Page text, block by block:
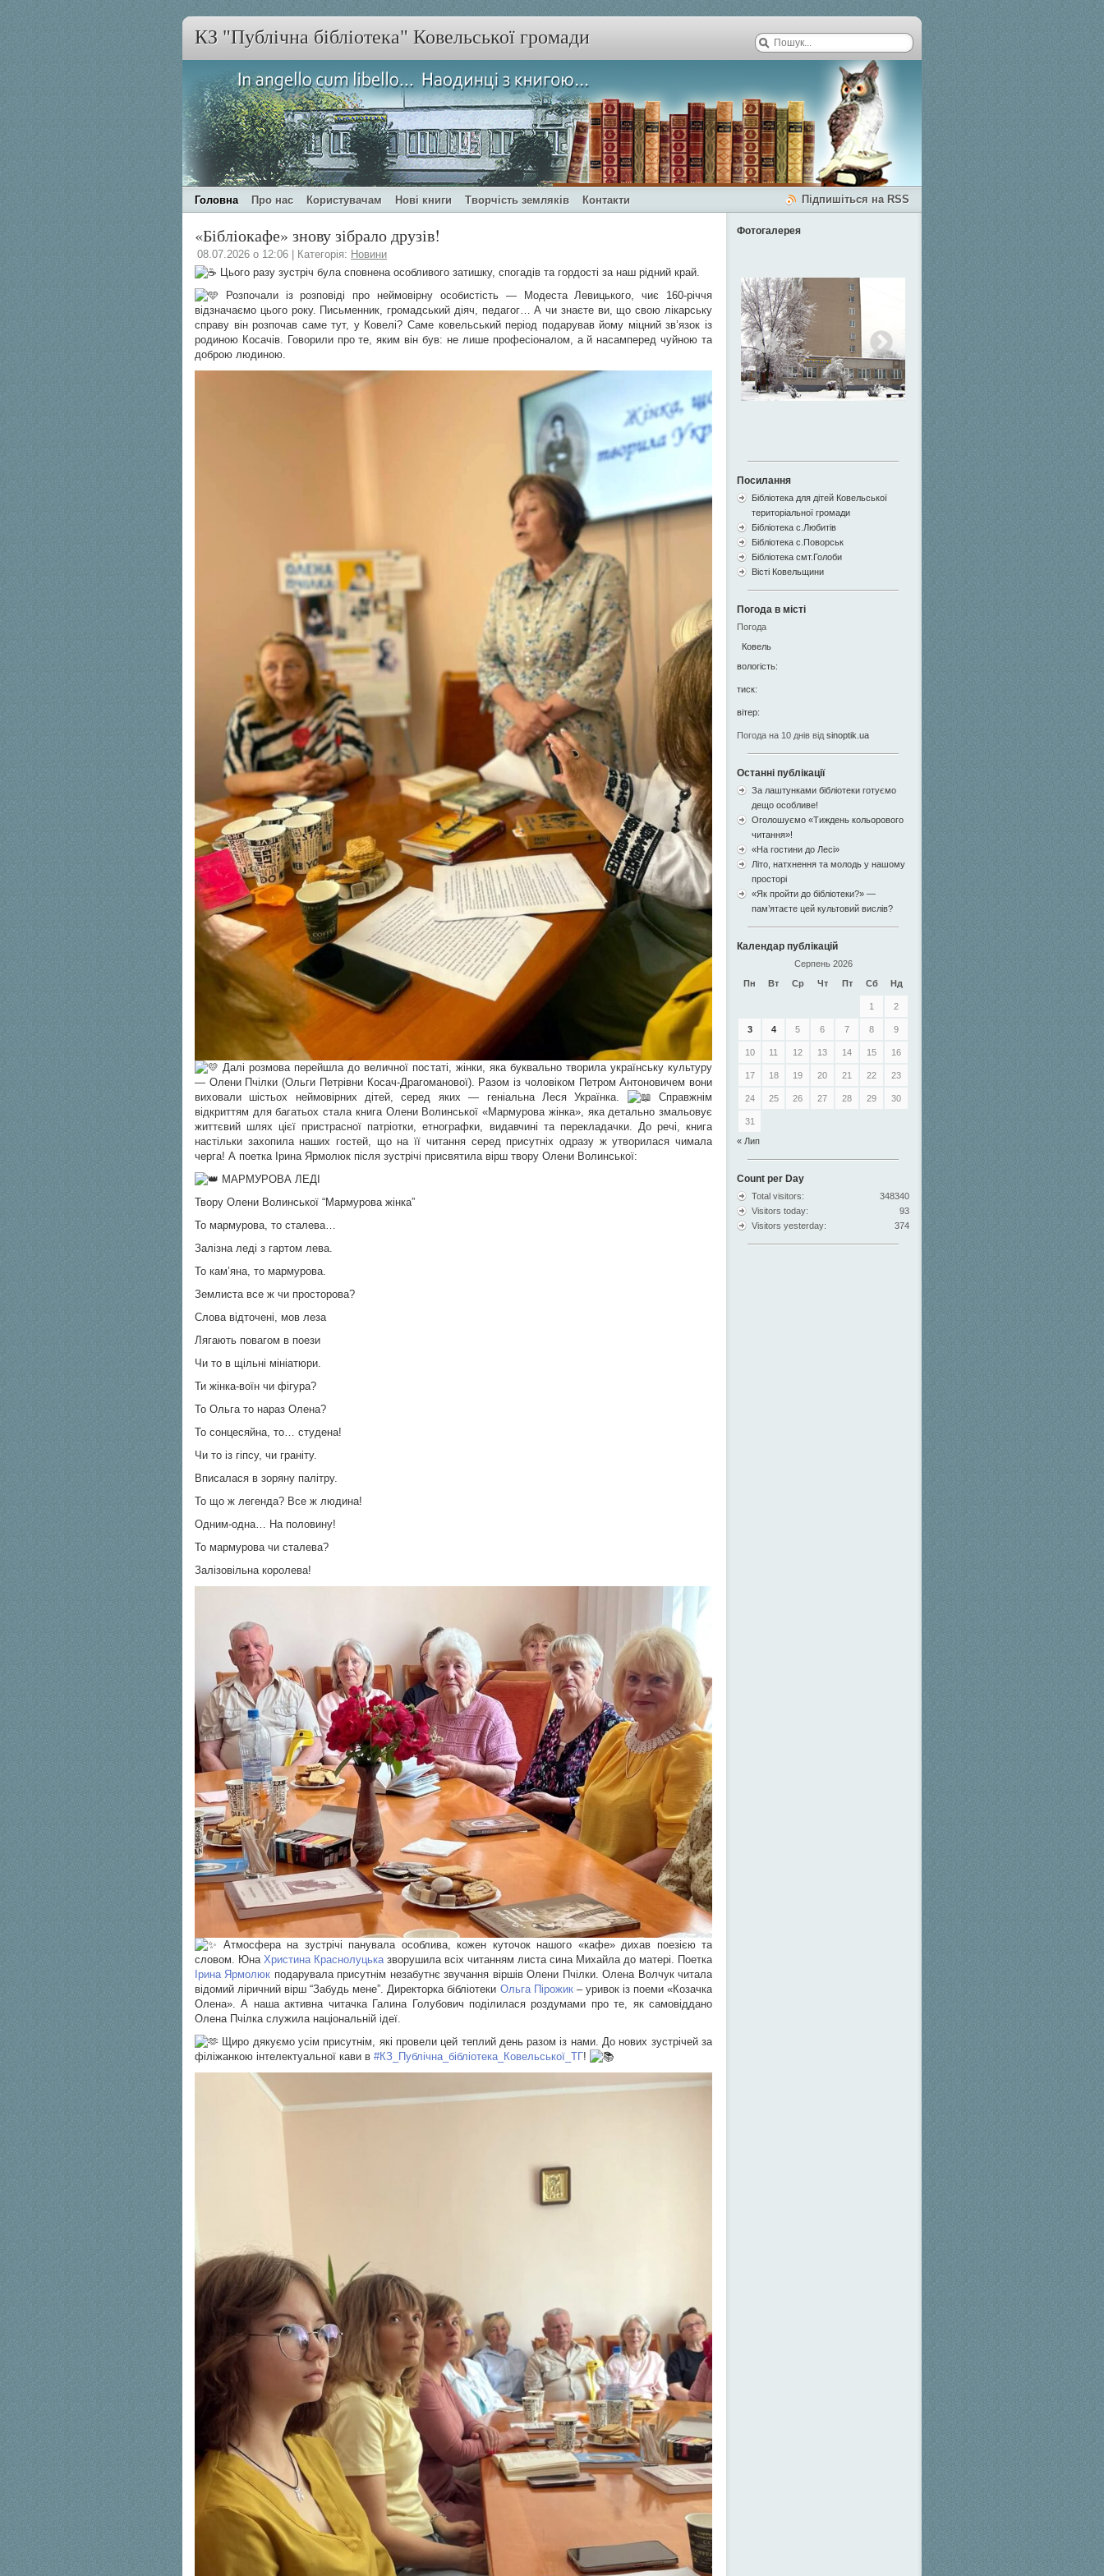
КЗ "Публічна бібліотека" Ковельської громади
Головна Про нас Користувачам Нові книги Творчість земляків Контакти Підпишіться на RSS
«Бібліокафе» знову зібрало друзів!
08.07.2026 о 12:06 | Категорія: Новини
Цього разу зустріч була сповнена особливого затишку, спогадів та гордості за наш рідний край.
Розпочали із розповіді про неймовірну особистість — Модеста Левицького, чиє 160-річчя
відзначаємо цього року. Письменник, громадський діяч, педагог… А чи знаєте ви, що свою лікарську
справу він розпочав саме тут, у Ковелі? Саме ковельський період подарував йому міцний зв’язок із
родиною Косачів. Говорили про те, яким він був: не лише професіоналом, а й насамперед чуйною та
доброю людиною.
Далі розмова перейшла до величної постаті, жінки, яка буквально творила українську культуру
— Олени Пчілки (Ольги Петрівни Косач-Драгоманової). Разом із чоловіком Петром Антоновичем вони
виховали шістьох неймовірних дітей, серед яких — геніальна Леся Українка.
Справжнім
відкриттям для багатьох стала книга Олени Волинської «Мармурова жінка», яка детально змальовує
життєвий шлях цієї пристрасної патріотки, етнографки, видавчині та перекладачки. До речі, книга
настільки захопила наших гостей, що на її читання серед присутніх одразу ж утворилася чимала
черга! А поетка Ірина Ярмолюк після зустрічі присвятила вірш твору Олени Волинської:
МАРМУРОВА ЛЕДІ
Твору Олени Волинської “Мармурова жінка”
То мармурова, то сталева…
Залізна леді з гартом лева.
То кам’яна, то мармурова.
Землиста все ж чи просторова?
Слова відточені, мов леза
Лягають повагом в поези
Чи то в щільні мініатюри.
Ти жінка-воїн чи фігура?
То Ольга то нараз Олена?
То сонцесяйна, то… студена!
Чи то із гіпсу, чи граніту.
Вписалася в зоряну палітру.
То що ж легенда? Все ж людина!
Одним-одна… На половину!
То мармурова чи сталева?
Залізовільна королева!
Атмосфера на зустрічі панувала особлива, кожен куточок нашого «кафе» дихав поезією та
словом. Юна Христина Краснолуцьказворушила всіх читанням листа сина Михайла до матері. Поетка
Ірина Ярмолюк подарувала присутнім незабутнє звучання віршів Олени Пчілки. Олена Волчук читала
відомий ліричний вірш “Забудь мене”. Директорка бібліотеки Ольга Пірожик– уривок із поеми «Козачка
Олена». А наша активна читачка Галина Голубович поділилася роздумами про те, як самовіддано
Олена Пчілка служила національній ідеї.
Щиро дякуємо усім присутнім, які провели цей теплий день разом із нами. До нових зустрічей за
філіжанкою інтелектуальної кави в #КЗ_Публічна_бібліотека_Ковельської_ТГ!
Фотогалерея
Посилання
Бібліотека для дітей Ковельської
територіальної громади
Бібліотека с.Любитів
Бібліотека с.Поворськ
Бібліотека смт.Голоби
Вісті Ковельщини
Погода в місті
Погода
Ковель
вологість:
тиск:
вітер:
Погода на 10 днів від sinoptik.ua
Останні публікації
За лаштунками бібліотеки готуємо
дещо особливе!
Оголошуємо «Тиждень кольорового
читання»!
«На гостини до Лесі»
Літо, натхнення та молодь у нашому
просторі
«Як пройти до бібліотеки?» —
пам’ятаєте цей культовий вислів?
Календар публікацій
Серпень 2026
Пн
Вт Ср Чт Пт Сб Нд
1 2
3 4 5 6 7 8 9
10 11 12 13 14 15 16
17 18 19 20 21 22 23
24 25 26 27 28 29 30
31
« Лип
Count per Day
348340
Total visitors:
93
Visitors today:
374
Visitors yesterday: